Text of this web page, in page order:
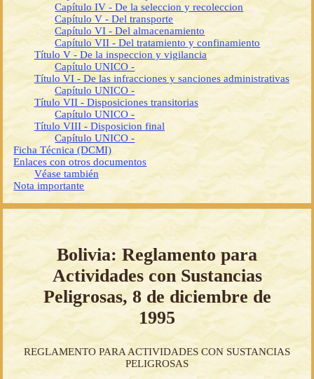
Capítulo IV - De la seleccion y recoleccion
Capítulo V - Del transporte
Capítulo VI - Del almacenamiento
Capítulo VII - Del tratamiento y confinamiento
Título V - De la inspeccion y vigilancia
Capítulo UNICO -
Título VI - De las infracciones y sanciones administrativas
Capítulo UNICO -
Título VII - Disposiciones transitorias
Capítulo UNICO -
Título VIII - Disposicion final
Capítulo UNICO -
Ficha Técnica (DCMI)
Enlaces con otros documentos
Véase también
Nota importante
Bolivia: Reglamento para
Actividades con Sustancias
Peligrosas, 8 de diciembre de
1995
REGLAMENTO PARA ACTIVIDADES CON SUSTANCIAS
PELIGROSAS